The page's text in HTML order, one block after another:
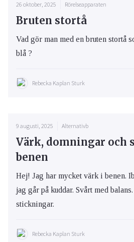
26 oktober, 2025 Rörelseapparaten
Bruten stortå
Vad gör man med en bruten stortå
blå ?
Rebecka Kaplan Sturk
9 augusti, 2025 Alternativb
Värk, domningar och
benen
Hej! Jag har mycket värk i benen.
jag går på kuddar. Svårt med
stickningar.
Rebecka Kaplan Sturk